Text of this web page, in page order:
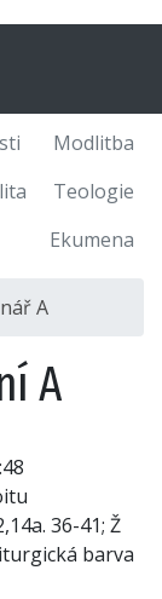
Modlitba
Teologie
Ekumena
A
A
36-41; Ž
barva